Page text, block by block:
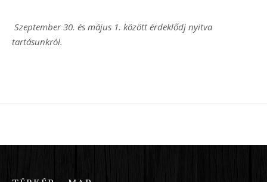
Szeptember 30. és május 1. között érdeklődj nyitva
tartásunkról.